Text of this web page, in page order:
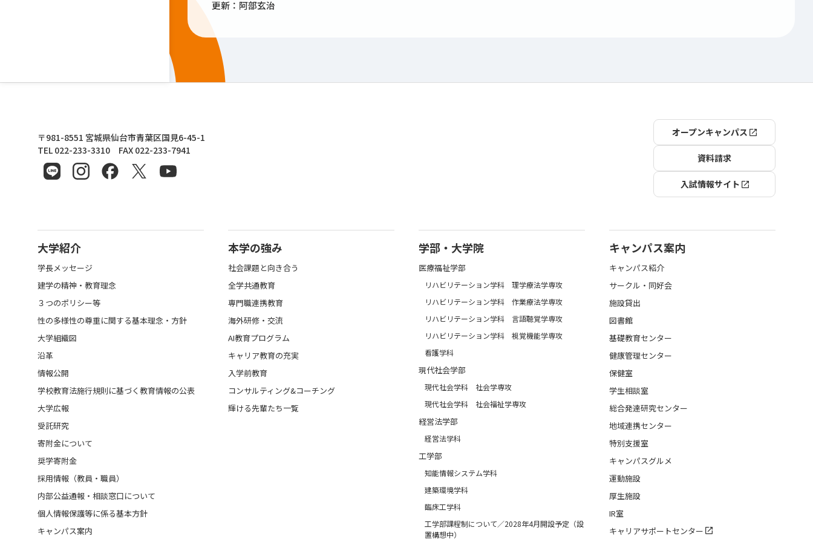
更新：阿部玄治
東北文化学園大学
〒981-8551 宮城県仙台市青葉区国見6-45-1
TEL 022-233-3310 FAX 022-233-7941
オープンキャンパス
資料請求
入試情報サイト
大学紹介
学長メッセージ
建学の精神・教育理念
３つのポリシー等
性の多様性の尊重に関する基本理念・方針
大学組織図
沿革
情報公開
学校教育法施行規則に基づく教育情報の公表
大学広報
受託研究
寄附金について
奨学寄附金
採用情報（教員・職員）
内部公益通報・相談窓口について
個人情報保護等に係る基本方針
キャンパス案内
本学の強み
社会課題と向き合う
全学共通教育
専門職連携教育
海外研修・交流
AI教育プログラム
キャリア教育の充実
入学前教育
コンサルティング&コーチング
輝ける先輩たち一覧
学部・大学院
医療福祉学部
リハビリテーション学科 理学療法学専攻
リハビリテーション学科 作業療法学専攻
リハビリテーション学科 言語聴覚学専攻
リハビリテーション学科 視覚機能学専攻
看護学科
現代社会学部
現代社会学科 社会学専攻
現代社会学科 社会福祉学専攻
経営法学部
経営法学科
工学部
知能情報システム学科
建築環境学科
臨床工学科
工学部課程制について／2028年4月開設予定（設
置構想中）
キャンパス案内
キャンパス紹介
サークル・同好会
施設貸出
図書館
基礎教育センター
健康管理センター
保健室
学生相談室
総合発達研究センター
地域連携センター
特別支援室
キャンパスグルメ
運動施設
厚生施設
IR室
キャリアサポートセンター